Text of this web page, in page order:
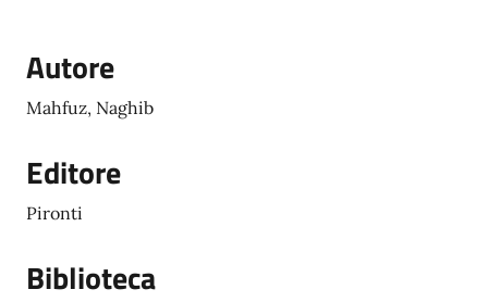
Autore
Mahfuz, Naghib
Editore
Pironti
Biblioteca